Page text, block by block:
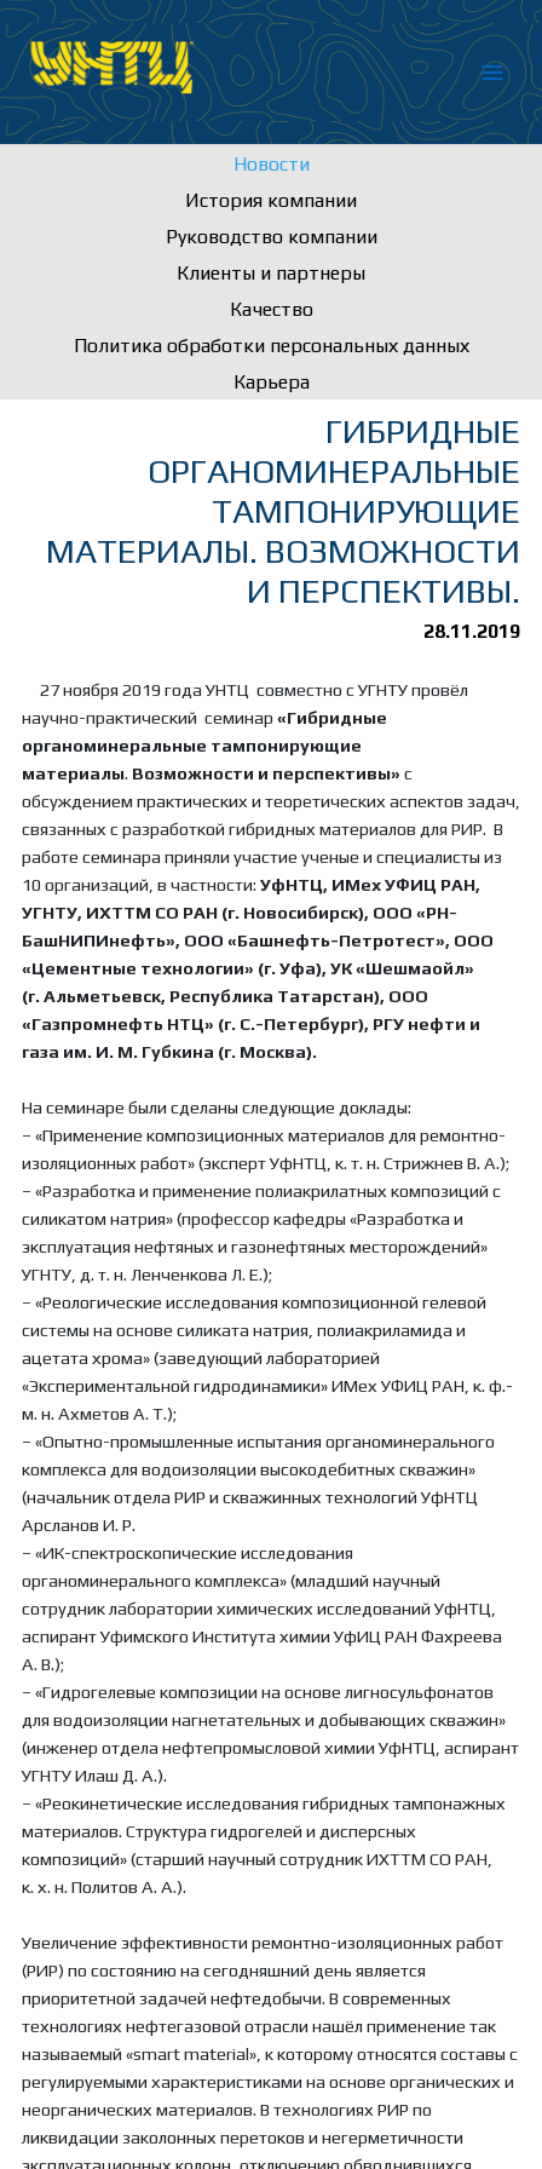
Перейти
к
содержимому
Новости
История компании
Руководство компании
Клиенты и партнеры
Качество
Политика обработки персональных данных
Карьера
ГИБРИДНЫЕ
ОРГАНОМИНЕРАЛЬНЫЕ
ТАМПОНИРУЮЩИЕ
МАТЕРИАЛЫ. ВОЗМОЖНОСТИ
И ПЕРСПЕКТИВЫ.
28.11.2019
27 ноября 2019 года УНТЦ совместно с УГНТУ провёл
научно-практический семинар «Гибридные
органоминеральные тампонирующие
материалы. Возможности и перспективы» с
обсуждением практических и теоретических аспектов задач,
связанных с разработкой гибридных материалов для РИР. В
работе семинара приняли участие ученые и специалисты из
10 организаций, в частности: УфНТЦ, ИМех УФИЦ РАН,
УГНТУ, ИХТТМ СО РАН (г. Новосибирск), ООО «РН-
БашНИПИнефть», ООО «Башнефть-Петротест», ООО
«Цементные технологии» (г. Уфа), УК «Шешмаойл»
(г. Альметьевск, Республика Татарстан), ООО
«Газпромнефть НТЦ» (г. С.-Петербург), РГУ нефти и
газа им. И. М. Губкина (г. Москва).
На семинаре были сделаны следующие доклады:
– «Применение композиционных материалов для ремонтно-
изоляционных работ» (эксперт УфНТЦ, к. т. н. Стрижнев В. А.);
– «Разработка и применение полиакрилатных композиций с
силикатом натрия» (профессор кафедры «Разработка и
эксплуатация нефтяных и газонефтяных месторождений»
УГНТУ, д. т. н. Ленченкова Л. Е.);
– «Реологические исследования композиционной гелевой
системы на основе силиката натрия, полиакриламида и
ацетата хрома» (заведующий лабораторией
«Экспериментальной гидродинамики» ИМех УФИЦ РАН, к. ф.-
м. н. Ахметов А. Т.);
– «Опытно-промышленные испытания органоминерального
комплекса для водоизоляции высокодебитных скважин»
(начальник отдела РИР и скважинных технологий УфНТЦ
Арсланов И. Р.
– «ИК-спектроскопические исследования
органоминерального комплекса» (младший научный
сотрудник лаборатории химических исследований УфНТЦ,
аспирант Уфимского Института химии УфИЦ РАН Фахреева
А. В.);
– «Гидрогелевые композиции на основе лигносульфонатов
для водоизоляции нагнетательных и добывающих скважин»
(инженер отдела нефтепромысловой химии УфНТЦ, аспирант
УГНТУ Илаш Д. А.).
– «Реокинетические исследования гибридных тампонажных
материалов. Структура гидрогелей и дисперсных
композиций» (старший научный сотрудник ИХТТМ СО РАН,
к. х. н. Политов А. А.).
Увеличение эффективности ремонтно-изоляционных работ
(РИР) по состоянию на сегодняшний день является
приоритетной задачей нефтедобычи. В современных
технологиях нефтегазовой отрасли нашёл применение так
называемый «smart material», к которому относятся составы с
регулируемыми характеристиками на основе органических и
неорганических материалов. В технологиях РИР по
ликвидации заколонных перетоков и негерметичности
эксплуатационных колонн, отключению обводнившихся